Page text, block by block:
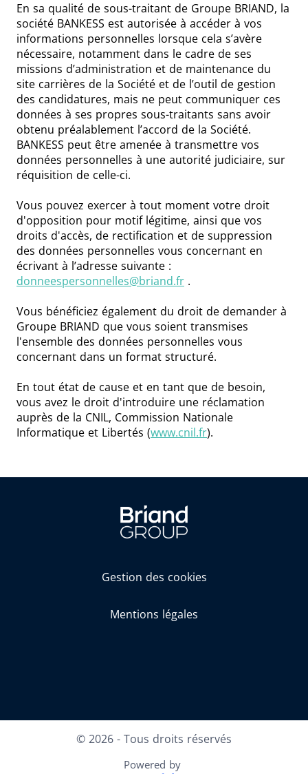
En sa qualité de sous-traitant de Groupe BRIAND, la
société BANKESS est autorisée à accéder à vos
informations personnelles lorsque cela s’avère
nécessaire, notamment dans le cadre de ses
missions d’administration et de maintenance du
site carrières de la Société et de l’outil de gestion
des candidatures, mais ne peut communiquer ces
données à ses propres sous-traitants sans avoir
obtenu préalablement l’accord de la Société.
BANKESS peut être amenée à transmettre vos
données personnelles à une autorité judiciaire, sur
réquisition de celle-ci.
Vous pouvez exercer à tout moment votre droit
d'opposition pour motif légitime, ainsi que vos
droits d'accès, de rectification et de suppression
des données personnelles vous concernant en
écrivant à l’adresse suivante :
donneespersonnelles@briand.fr .
Vous bénéficiez également du droit de demander à
Groupe BRIAND que vous soient transmises
l'ensemble des données personnelles vous
concernant dans un format structuré.
En tout état de cause et en tant que de besoin,
vous avez le droit d'introduire une réclamation
auprès de la CNIL, Commission Nationale
Informatique et Libertés (www.cnil.fr).
Gestion des cookies
Mentions légales
© 2026 - Tous droits réservés
Powered by